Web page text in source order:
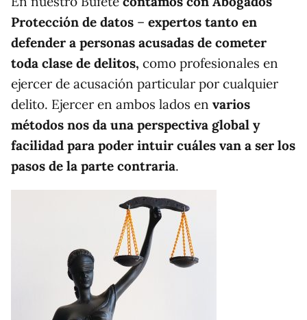
Protección de datos – expertos tanto en
defender a personas acusadas de cometer
toda clase de delitos, como profesionales en
ejercer de acusación particular por cualquier
delito. Ejercer en ambos lados en varios
métodos nos da una perspectiva global y
facilidad para poder intuir cuáles van a ser los
pasos de la parte contraria.